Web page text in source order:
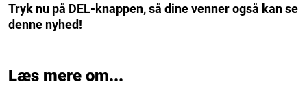
Tryk nu på DEL-knappen, så dine venner også kan se
denne nyhed!
Læs mere om...